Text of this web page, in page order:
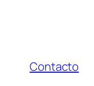
Contacto